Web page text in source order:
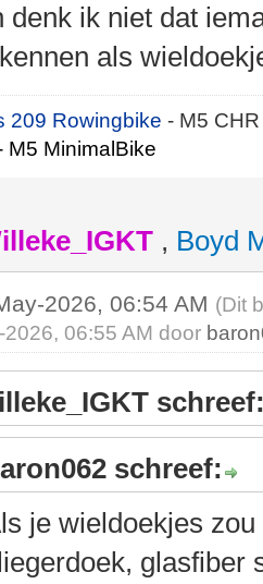
denk ik niet dat
als
209 Rowingbike- M5
M5 MinimalBike
, Boyd
2026, 06:54 AM (Dit
2026, 06:55 AM door
schreef:
je wieldoekjes
glasfiber